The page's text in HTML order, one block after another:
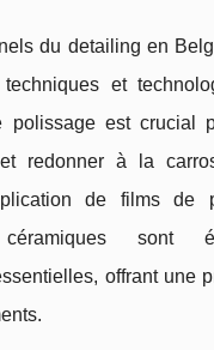
du detailing en
et
polissage est crucial
et redonner à la
de films de
céramiques sont
offrant une